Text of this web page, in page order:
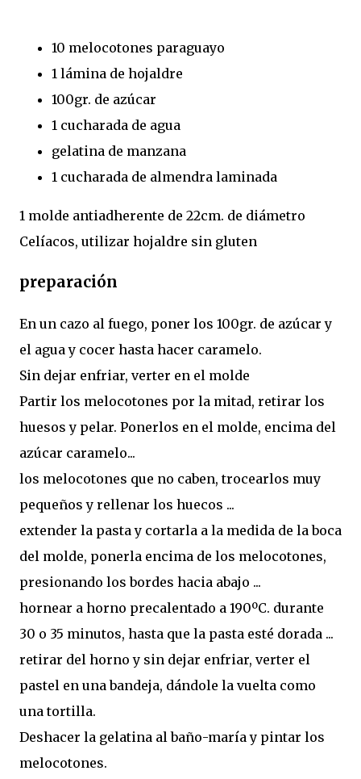
10 melocotones paraguayo
1 lámina de hojaldre
100gr. de azúcar
1 cucharada de agua
gelatina de manzana
1 cucharada de almendra laminada
1 molde antiadherente de 22cm. de diámetro
Celíacos, utilizar hojaldre sin gluten
preparación
En un cazo al fuego, poner los 100gr. de azúcar y
el agua y cocer hasta hacer caramelo.
Sin dejar enfriar, verter en el molde
Partir los melocotones por la mitad, retirar los
huesos y pelar. Ponerlos en el molde, encima del
azúcar caramelo...
los melocotones que no caben, trocearlos muy
pequeños y rellenar los huecos ...
extender la pasta y cortarla a la medida de la boca
del molde, ponerla encima de los melocotones,
presionando los bordes hacia abajo ...
hornear a horno precalentado a 190ºC. durante
30 o 35 minutos, hasta que la pasta esté dorada ...
retirar del horno y sin dejar enfriar, verter el
pastel en una bandeja, dándole la vuelta como
una tortilla.
Deshacer la gelatina al baño-maría y pintar los
melocotones.